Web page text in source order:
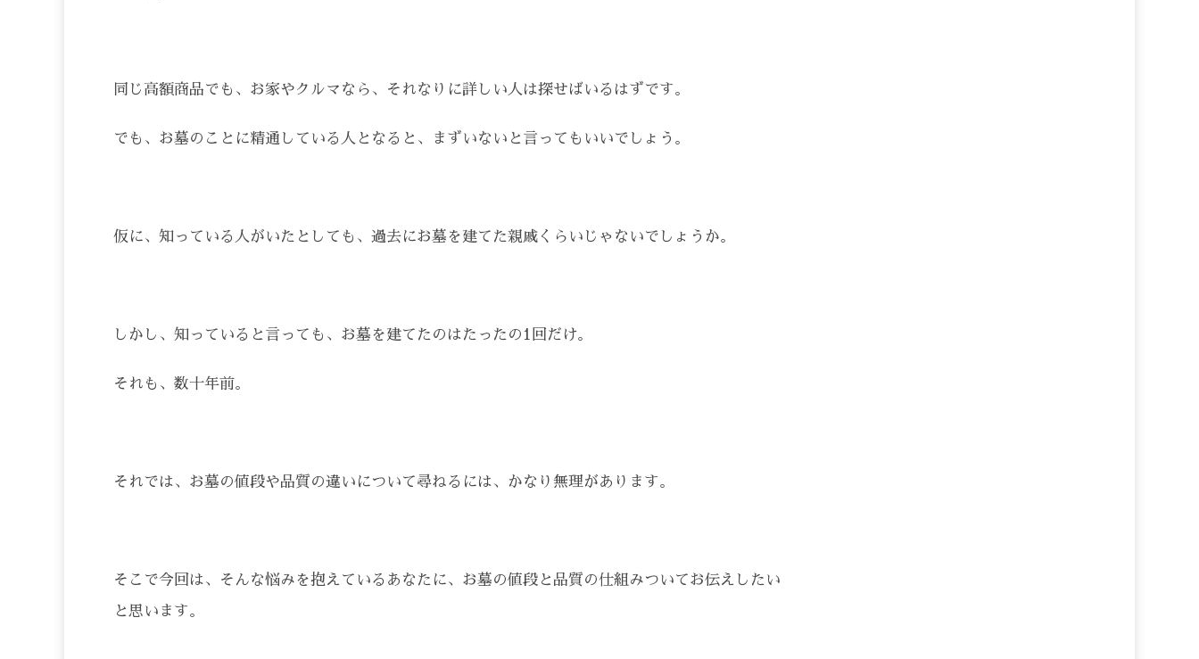
同じ高額商品でも、お家やクルマなら、それなりに詳しい人は探せばいるはずです。
でも、お墓のことに精通している人となると、まずいないと言ってもいいでしょう。
仮に、知っている人がいたとしても、過去にお墓を建てた親戚くらいじゃないでしょうか。
しかし、知っていると言っても、お墓を建てたのはたったの1回だけ。
それも、数十年前。
それでは、お墓の値段や品質の違いについて尋ねるには、かなり無理があります。
そこで今回は、そんな悩みを抱えているあなたに、お墓の値段と品質の仕組みついてお伝えしたい
と思います。